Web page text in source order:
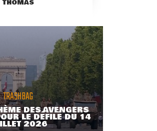
THOMAS
TRASHBAG
DES AVENGERS
LE DÉFILÉ DU 14
2026